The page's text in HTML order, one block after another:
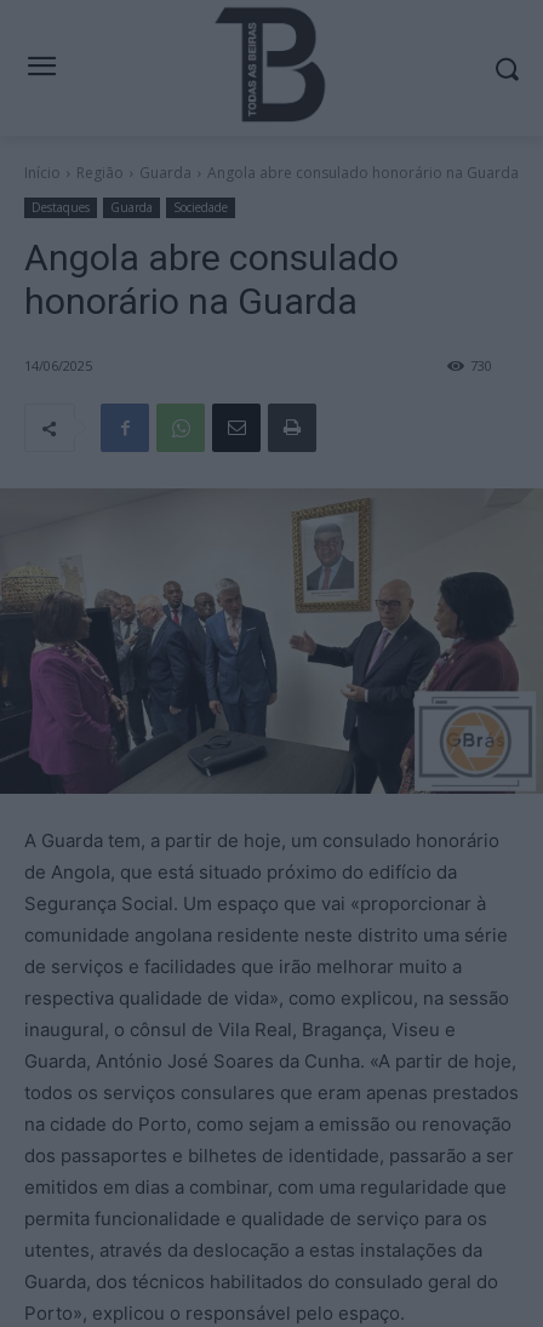
Início Região Guarda Angola abre consulado honorário na Guarda
Destaques Guarda Sociedade
Angola abre consulado
honorário na Guarda
14/06/2025 730
A Guarda tem, a partir de hoje, um consulado honorário
de Angola, que está situado próximo do edifício da
Segurança Social. Um espaço que vai «proporcionar à
comunidade angolana residente neste distrito uma série
de serviços e facilidades que irão melhorar muito a
respectiva qualidade de vida», como explicou, na sessão
inaugural, o cônsul de Vila Real, Bragança, Viseu e
Guarda, António José Soares da Cunha. «A partir de hoje,
todos os serviços consulares que eram apenas prestados
na cidade do Porto, como sejam a emissão ou renovação
dos passaportes e bilhetes de identidade, passarão a ser
emitidos em dias a combinar, com uma regularidade que
permita funcionalidade e qualidade de serviço para os
utentes, através da deslocação a estas instalações da
Guarda, dos técnicos habilitados do consulado geral do
Porto», explicou o responsável pelo espaço.